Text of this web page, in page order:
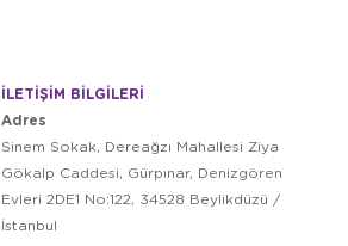
İLETİŞİM BİLGİLERİ
Adres
Sinem Sokak, Dereağzı Mahallesi Ziya
Gökalp Caddesi, Gürpınar, Denizgören
Evleri 2DE1 No:122, 34528 Beylikdüzü /
İstanbul